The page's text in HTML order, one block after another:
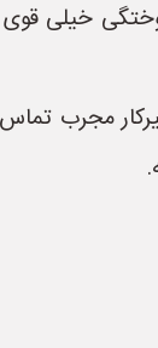
خیلی قوی
تماس